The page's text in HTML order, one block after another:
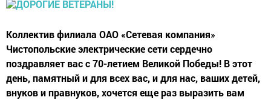
Коллектив филиала ОАО «Сетевая компания»
Чистопольские электрические сети сердечно
поздравляет вас с 70-летием Великой Победы! В этот
день, памятный и для всех вас, и для нас, ваших детей,
внуков и правнуков, хочется еще раз выразить вам